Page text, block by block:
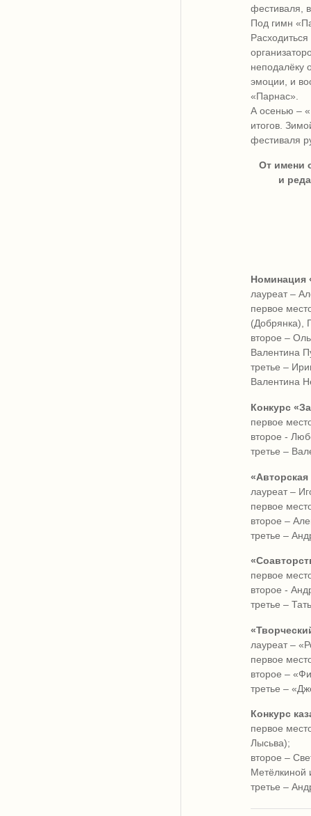
фестиваля,
Под гимн
неподалёку
эмоции, и
«Парнас».
А осенью –
итогов.
фестиваля
От имени
и
Номинация
лауреат –
первое
(Добрянка),
второе –
Валентина
третье –
Валентина
Конкурс
первое
второе -
третье –
«Авторская
лауреат –
первое
второе –
третье –
первое
второе -
третье –
лауреат –
первое
второе –
третье –
Конкурс
первое
Лысьва);
второе –
Метёлкиной
третье –